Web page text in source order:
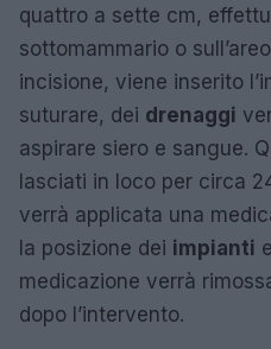
quattro a sette cm,
sottomammario o
incisione, viene inserito
suturare, dei drenaggi
aspirare siero e sangue.
lasciati in loco per circa
verrà applicata una
la posizione dei impianti
medicazione verrà
dopo l’intervento.